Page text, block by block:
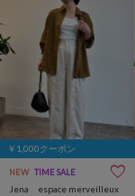
￥1,000クーポン
NEW TIME SALE
Jena espace merveilleux